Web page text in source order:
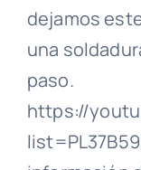
dejamos
una
paso.
https://